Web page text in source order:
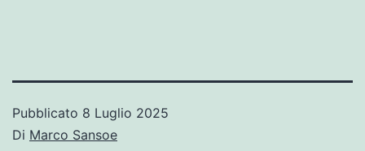
Pubblicato 8 Luglio 2025
Di Marco Sansoe